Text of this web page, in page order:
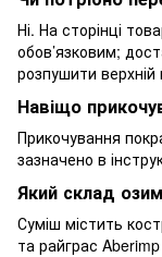
Ні. На сторінці
обов’язковим;
розпушити
Навіщо
Прикочування
зазначено в
Який склад
Суміш містить
та райграс